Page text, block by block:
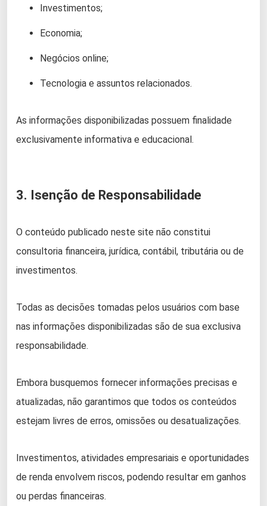
Investimentos;
Economia;
Negócios online;
Tecnologia e assuntos relacionados.
As informações disponibilizadas possuem finalidade
exclusivamente informativa e educacional.
3. Isenção de Responsabilidade
O conteúdo publicado neste site não constitui
consultoria financeira, jurídica, contábil, tributária ou de
investimentos.
Todas as decisões tomadas pelos usuários com base
nas informações disponibilizadas são de sua exclusiva
responsabilidade.
Embora busquemos fornecer informações precisas e
atualizadas, não garantimos que todos os conteúdos
estejam livres de erros, omissões ou desatualizações.
Investimentos, atividades empresariais e oportunidades
de renda envolvem riscos, podendo resultar em ganhos
ou perdas financeiras.